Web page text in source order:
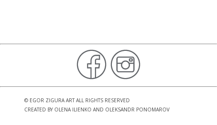
© EGOR ZIGURA ART ALL RIGHTS RESERVED
CREATED BY OLENA ILIENKO AND OLEKSANDR PONOMAROV